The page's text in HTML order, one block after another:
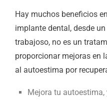
Hay muchos beneficios
implante dental, desde
trabajoso, no es un
proporcionar mejoras en
al autoestima por
Mejora tu autoestima,